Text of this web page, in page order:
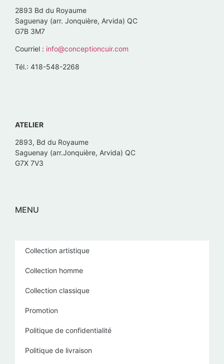
2893 Bd du Royaume
Saguenay (arr. Jonquière, Arvida) QC
G7B 3M7
Courriel : info@conceptioncuir.com
Tél.: 418-548-2268
ATELIER
2893, Bd du Royaume
Saguenay (arr.Jonquière, Arvida) QC
G7X 7V3
MENU
Collection artistique
Collection homme
Collection classique
Promotion
Politique de confidentialité
Politique de livraison